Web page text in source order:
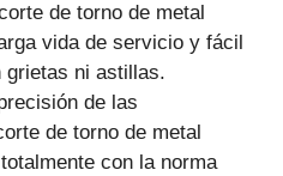
de torno de metal
vida de servicio y fácil
grietas ni astillas.
de las
de torno de metal
con la norma